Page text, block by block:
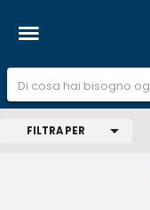
FILTRA PER